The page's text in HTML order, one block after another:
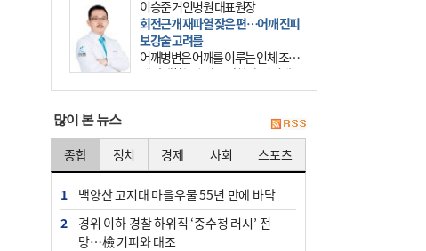
이승준 거인병원 대표원장
회전근개 재파열 잦은 편…어깨 진피
보강술 고려를
어깨병변은 어깨를 이루는 인체 조직
에 발생하는 손상을 말한다. 여기에
는 오십견과 회전근개 증후군, 어깨
많이 본 뉴스
종합 정치 경제 사회 스포츠
1
백양산 고지대 마을우물 55년 만에 바닥
2
경위 이하 경찰 하위직 ‘중수청 러시’ 전
망…檢 기피와 대조